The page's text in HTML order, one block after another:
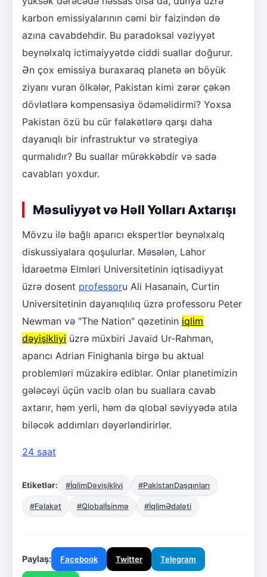
karbon emissiyalarının cəmi bir faizindən də
azına cavabdehdir. Bu paradoksal vəziyyət
beynəlxalq ictimaiyyətdə ciddi suallar doğurur.
Ən çox emissiya buraxaraq planetə ən böyük
ziyanı vuran ölkələr, Pakistan kimi zərər çəkən
dövlətlərə kompensasiya ödəməlidirmi? Yoxsa
Pakistan özü bu cür fəlakətlərə qarşı daha
dayanıqlı bir infrastruktur və strategiya
qurmalıdır? Bu suallar mürəkkəbdir və sadə
cavabları yoxdur.
Məsuliyyət və Həll Yolları Axtarışı
Mövzu ilə bağlı aparıcı ekspertlər beynəlxalq
diskussiyalara qoşulurlar. Məsələn, Lahor
İdarəetmə Elmləri Universitetinin iqtisadiyyat
üzrə dosent professoru Ali Hasanain, Curtin
Universitetinin dayanıqlılıq üzrə professoru Peter
Newman və "The Nation" qəzetinin iqlim
dəyişikliyi üzrə müxbiri Javaid Ur-Rahman,
aparıcı Adrian Finighanla birgə bu aktual
problemləri müzakirə ediblər. Onlar planetimizin
gələcəyi üçün vacib olan bu suallara cavab
axtarır, həm yerli, həm də qlobal səviyyədə atıla
biləcək addımları dəyərləndirirlər.
24 saat
Etiketlər: #İqlimDəyişikliyi #PakistanDaşqınları
#Fəlakət #Qlobalİsinmə #İqlimƏdaləti
Paylaş: Facebook Twitter Telegram